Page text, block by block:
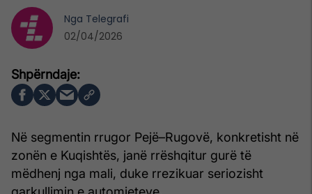
Në segmentin rrugor Pejë–Rugovë, konkretisht në
zonën e Kuqishtës, janë rrëshqitur gurë të
mëdhenj nga mali, duke rrezikuar seriozisht
Nga Telegrafi
02/04/2026